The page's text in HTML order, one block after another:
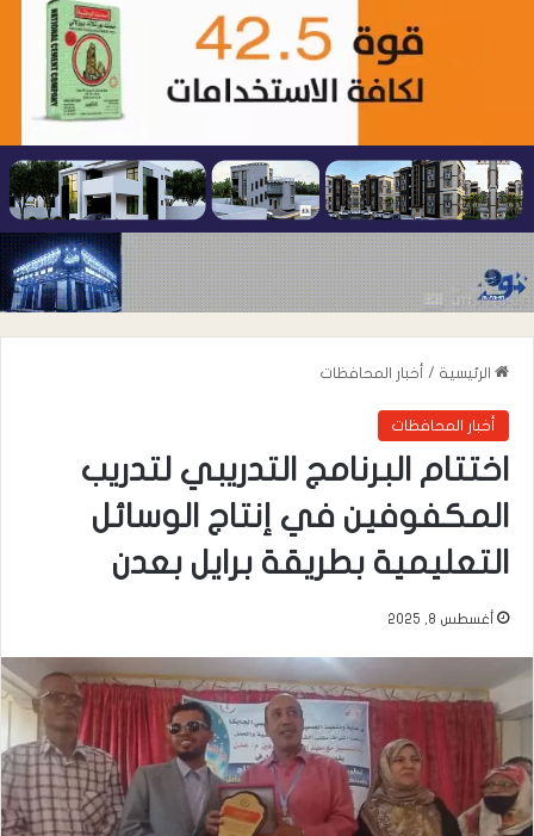
الرئيسية / أخبار المحافظات
أخبار المحافظات
اختتام البرنامج التدريبي لتدريب
المكفوفين في إنتاج الوسائل
التعليمية بطريقة برايل بعدن
أغسطس 8, 2025